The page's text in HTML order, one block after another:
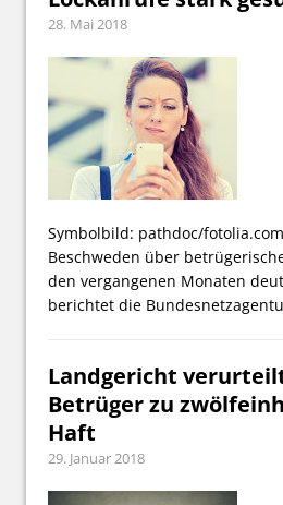
28. Mai 2018
Symbolbild: pathdoc/
Beschweden über
den vergangenen Monaten
berichtet die
Landgericht
Betrüger zu
Haft
29. Januar 2018